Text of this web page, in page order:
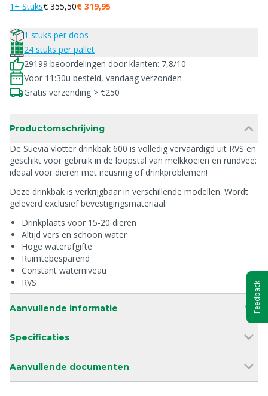
1+ Stuks€ 355,50€ 319,95
1 stuks per doos
24 stuks per pallet
29199 beoordelingen door klanten: 7,8/10
Voor 11:30u besteld, vandaag verzonden
Gratis verzending > €250
Productomschrijving
De Suevia vlotter drinkbak 600 is volledig vervaardigd uit RVS en
geschikt voor gebruik in de loopstal van melkkoeien en rundvee:
ideaal voor dieren met neusring of drinkproblemen!
Deze drinkbak is verkrijgbaar in verschillende modellen. Wordt
geleverd exclusief bevestigingsmateriaal.
Drinkplaats voor 15-20 dieren
Altijd vers en schoon water
Hoge waterafgifte
Ruimtebesparend
Constant waterniveau
RVS
Aanvullende informatie
Specificaties
Aanvullende documenten
Feedback